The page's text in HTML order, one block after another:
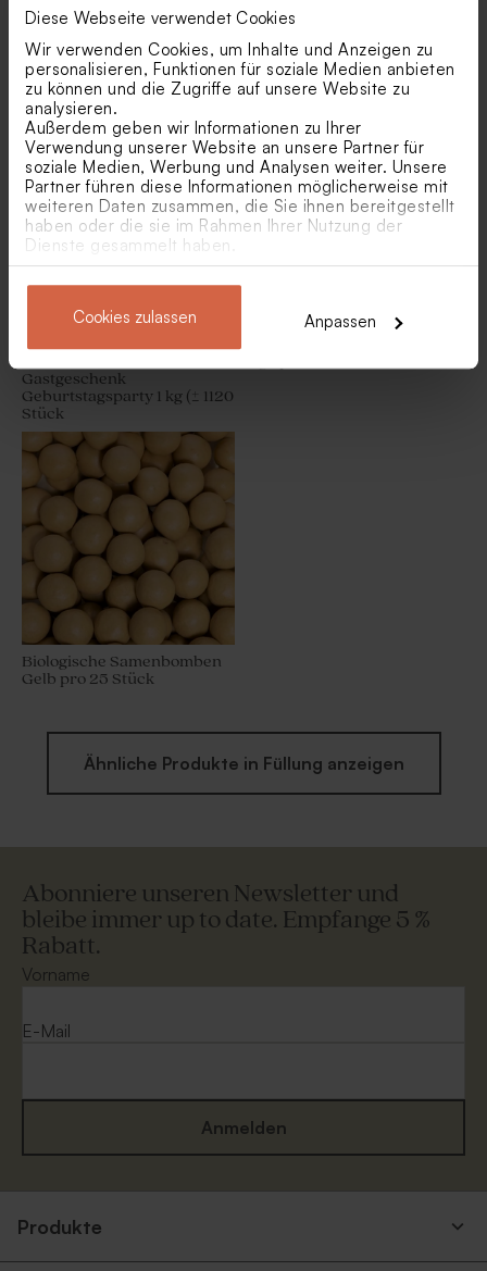
Diese Webseite verwendet Cookies
Wir verwenden Cookies, um Inhalte und Anzeigen zu
personalisieren, Funktionen für soziale Medien anbieten
zu können und die Zugriffe auf unsere Website zu
analysieren.
Außerdem geben wir Informationen zu Ihrer
Verwendung unserer Website an unsere Partner für
soziale Medien, Werbung und Analysen weiter. Unsere
Partner führen diese Informationen möglicherweise mit
weiteren Daten zusammen, die Sie ihnen bereitgestellt
haben oder die sie im Rahmen Ihrer Nutzung der
Dienste gesammelt haben.
Cookies zulassen Anpassen
Goldene Metalldose für
Gastgeschenke
Ähnliche Produkte
Marmorgoldene
Gastgeschenk
Geburtstagsparty 1 kg (± 1120
Stück
Biologische Samenbomben
Biologische Samenbomben
Gelb pro 25 Stück
Ähnliche Produkte in Füllung anzeigen
Abonniere unseren Newsletter und
bleibe immer up to date. Empfange 5 %
Rabatt.
Vorname
E-Mail
Anmelden
Produkte